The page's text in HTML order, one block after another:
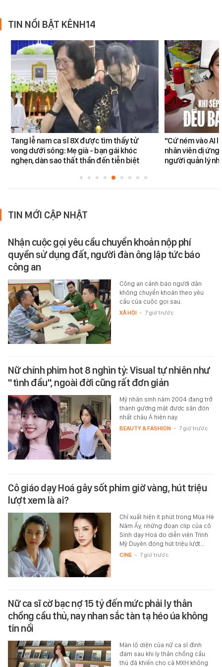
TIN NỔI BẬT KÊNH14
Tang lễ nam ca sĩ 8X được tìm thấy tử
vong dưới sông: Mẹ già - bạn gái khóc
nghẹn, dàn sao thất thần đến tiễn biệt
"Cứ ném vào AI
nhân viên dị ứng
người quản lý
TIN MỚI CẬP NHẬT
Nhận cuộc gọi yêu cầu chuyển khoản nộp phí
quyền sử dụng đất, người đàn ông lập tức báo
công an
Công an cảnh báo người dân
không chuyển khoản theo yêu
cầu của cuộc gọi sau.
XÃ HỘI - 7 giờ trước
Nữ chính phim hot 8 nghìn tỷ: Visual tự nhiên như
"tình đầu", ngoài đời cũng rất đơn giản
Mỹ nhân sinh năm 2004 đang trở
thành gương mặt được săn đón
nhất châu Á hiện nay.
BEAUTY & FASHION - 7 giờ trước
Cô giáo dạy Hoá gây sốt phim giờ vàng, hút triệu
lượt xem là ai?
Chỉ xuất hiện ít phút trong Mùa Hè
Năm Ấy, những đoạn clip của cô
Sinh dạy Hoá do diễn viên Trình
Mỹ Duyên đóng hút triệu lượt…
CINE - 7 giờ trước
Nữ ca sĩ cờ bạc nợ 15 tỷ đến mức phải ly thân
chồng cầu thủ, nay nhan sắc tàn tạ héo úa không
tin nổi
Màn lộ diện của nữ ca sĩ đình
đám sau khi ly thân chồng cầu
thủ đã khiến cho cả MXH không